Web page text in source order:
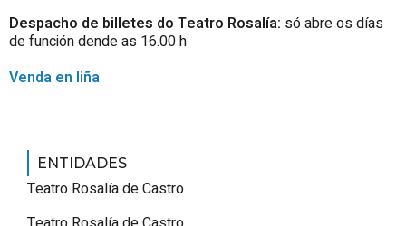
Despacho de billetes do Teatro Rosalía: só abre os días
de función dende as 16.00 h
Venda en liña
ENTIDADES
Teatro Rosalía de Castro